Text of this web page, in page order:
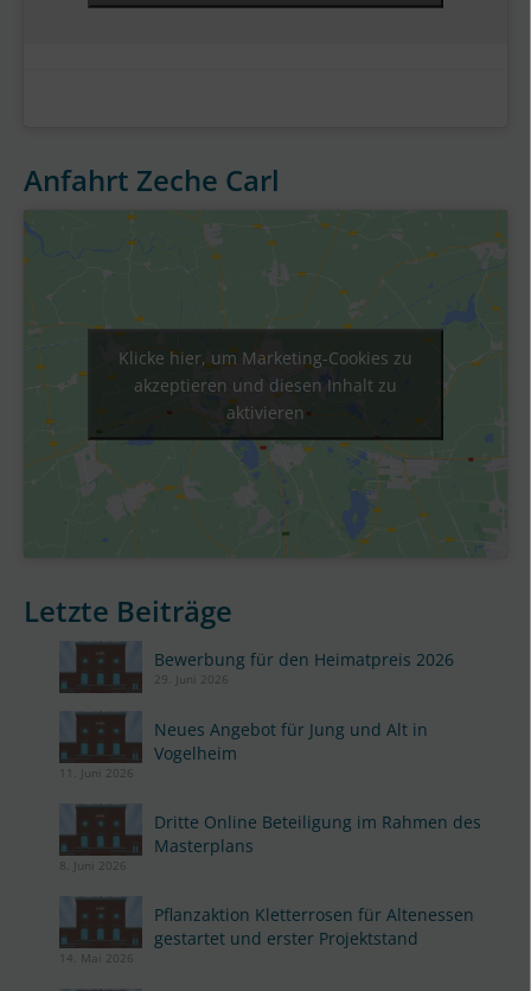
Anfahrt Zeche Carl
Klicke hier, um Marketing-Cookies zu
akzeptieren und diesen Inhalt zu
aktivieren
Letzte Beiträge
Bewerbung für den Heimatpreis 2026
29. Juni 2026
Neues Angebot für Jung und Alt in
Vogelheim
11. Juni 2026
Dritte Online Beteiligung im Rahmen des
Masterplans
8. Juni 2026
Pflanzaktion Kletterrosen für Altenessen
gestartet und erster Projektstand
14. Mai 2026